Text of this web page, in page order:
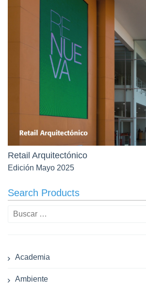
Retail Arquitectónico
Edición Mayo 2025
Search Products
Buscar:
Academia
Ambiente